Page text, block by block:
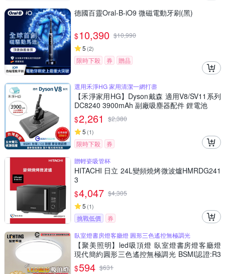
德國百靈Oral-B-iO9 微磁電動牙刷(黑)
$10,390 $10,990
5 (2)
限時下殺 券 贈品
選用禾淨HG 家用清潔一網打盡
【禾淨家用HG】Dyson戴森 適用V8/SV11系列
DC8240 3900mAh 副廠吸塵器配件 鋰電池
$2,261 $2,380
5 (1)
限時下殺
券
贈輕瓷吸管杯
HITACHI 日立 24L變頻燒烤微波爐HMRDG241
3
$4,047 $4,305
5 (1)
挑戰低價
券
臥室燈書房燈客廳燈 圓形三色遙控無極調光
【聚美照明】led吸頂燈 臥室燈書房燈客廳燈
現代簡約圓形三色遙控無極調光 BSMI認證:R3
E558【30cm圓形【雙金線銀線】遙控無極調
$594 $631